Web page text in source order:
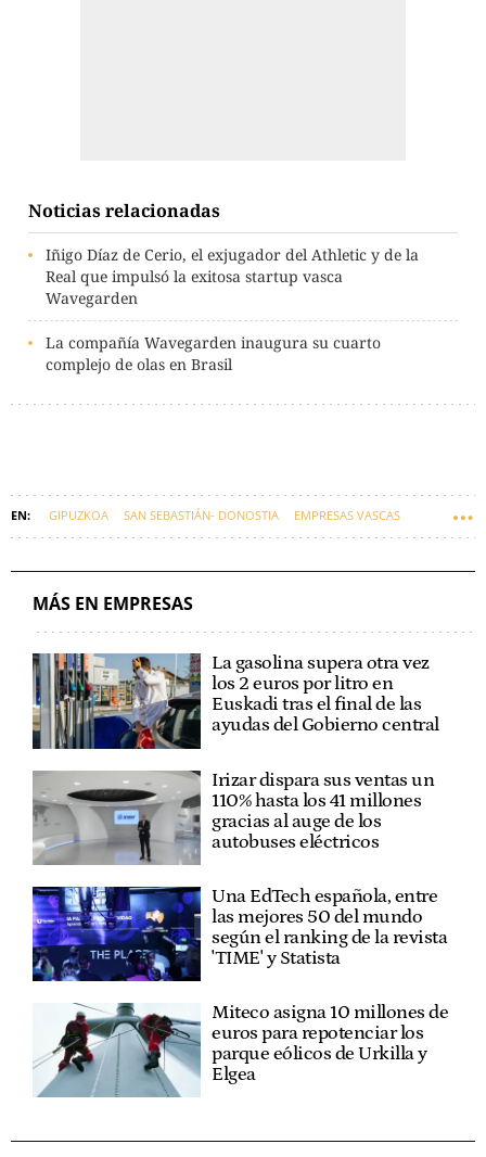
Noticias relacionadas
Iñigo Díaz de Cerio, el exjugador del Athletic y de la
Real que impulsó la exitosa startup vasca
Wavegarden
La compañía Wavegarden inaugura su cuarto
complejo de olas en Brasil
GIPUZKOA SAN SEBASTIÁN- DONOSTIA EMPRESAS VASCAS
MÁS EN EMPRESAS
La gasolina supera otra vez
los 2 euros por litro en
Euskadi tras el final de las
ayudas del Gobierno central
Irizar dispara sus ventas un
110% hasta los 41 millones
gracias al auge de los
autobuses eléctricos
Una EdTech española, entre
las mejores 50 del mundo
según el ranking de la revista
'TIME' y Statista
Miteco asigna 10 millones de
euros para repotenciar los
parque eólicos de Urkilla y
Elgea